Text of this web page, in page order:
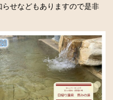
せなどもありますので是非